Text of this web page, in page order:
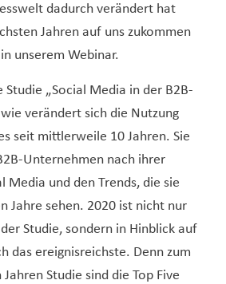
dadurch verändert hat
Jahren auf uns zukommen
unserem Webinar.
Studie „Social Media in der B2B-
verändert sich die Nutzung
seit mittlerweile 10 Jahren. Sie
Unternehmen nach ihrer
Media und den Trends, die sie
Jahre sehen. 2020 ist nicht nur
Studie, sondern in Hinblick auf
das ereignisreichste. Denn zum
Studie sind die Top Five